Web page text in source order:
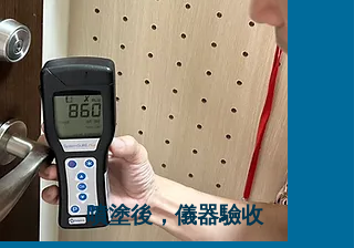
噴塗後，儀器驗收